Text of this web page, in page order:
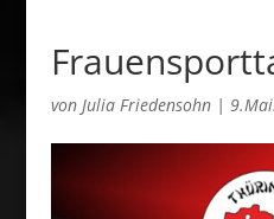
von Julia Friedensohn|